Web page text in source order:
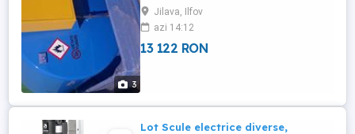
3
de prima calitate; - incheieturi sudate prin
modelul “welding‐arc”; - 2 straturi de
grund, vopsit electrostatatic cu vopsea
lichida. Rezervorul este alcatuit din: -
Jilava, Ilfov
azi 14:12
13 122 RON
Lot Scule electrice diverse,